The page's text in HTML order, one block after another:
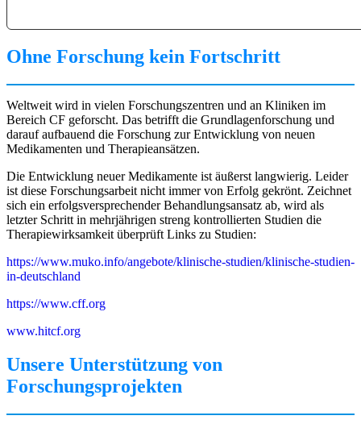
Ohne Forschung kein Fortschritt
Weltweit wird in vielen Forschungszentren und an Kliniken im
Bereich CF geforscht. Das betrifft die Grundlagenforschung und
darauf aufbauend die Forschung zur Entwicklung von neuen
Medikamenten und Therapieansätzen.
Die Entwicklung neuer Medikamente ist äußerst langwierig. Leider
ist diese Forschungsarbeit nicht immer von Erfolg gekrönt. Zeichnet
sich ein erfolgsversprechender Behandlungsansatz ab, wird als
letzter Schritt in mehrjährigen streng kontrollierten Studien die
Therapiewirksamkeit überprüft Links zu Studien:
https://www.muko.info/angebote/klinische-studien/klinische-studien-
in-deutschland
https://www.cff.org
www.hitcf.org
Unsere Unterstützung von
Forschungsprojekten